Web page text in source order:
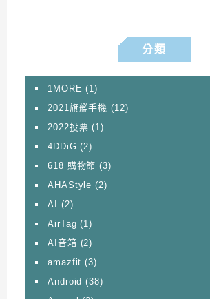
分類
1MORE (1)
2021旗艦手機 (12)
2022投票 (1)
4DDiG (2)
618 購物節 (3)
AHAStyle (2)
AI (2)
AirTag (1)
AI音箱 (2)
amazfit (3)
Android (38)